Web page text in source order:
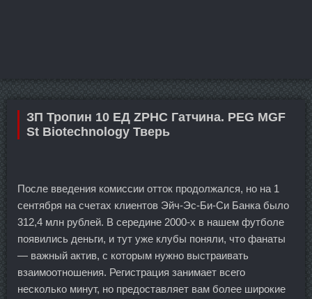
ЗП Тропин 10 ЕД ZPHC Гатчина. PEG MGF
St Biotechnology Тверь
После введения комиссии отток продолжался, но на 1
сентября на счетах клиентов Эйч-Эс-Би-Си Банка было
312,4 млн рублей. В середине 2000-х в нашем футболе
появились деньги, и тут уже клубы поняли, что фанаты
— важный актив, с которым нужно выстраивать
взаимоотношения. Регистрация занимает всего
несколько минут, но предоставляет вам более широкие